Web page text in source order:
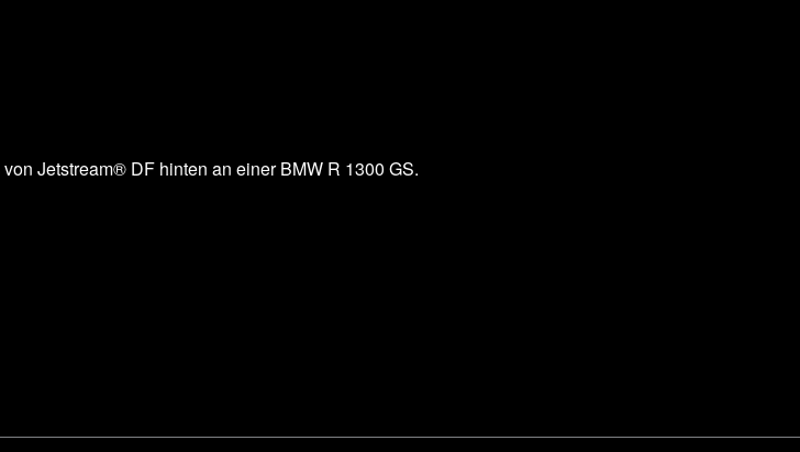
Jetstream® DF hinten an einer BMW R 1300 GS.